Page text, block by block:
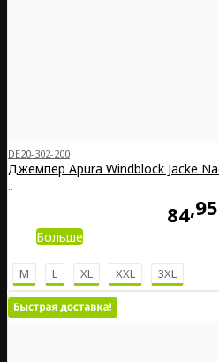
DE20-302-200
Джемпер Apura Windblock Jacke
..
84 95
Больше
M L XL XXL 3XL